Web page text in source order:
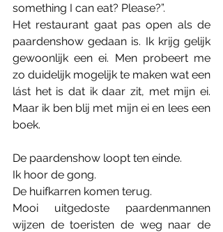
something I can eat? Please?”.
Het restaurant gaat pas open als de
paardenshow gedaan is. Ik krijg gelijk
gewoonlijk een ei. Men probeert me
zo duidelijk mogelijk te maken wat een
lást het is dat ik daar zit, met mijn ei.
Maar ik ben blij met mijn ei en lees een
boek.
De paardenshow loopt ten einde.
Ik hoor de gong.
De huifkarren komen terug.
Mooi uitgedoste paardenmannen
wijzen de toeristen de weg naar de